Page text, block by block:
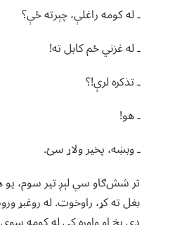
ـ له کومه راغلې، چېرته ځې؟
ـ له غزني ځم کابل ته!
ـ تذکره لرې!؟
ـ هو!
ـ وبښه، پخیر ولاړ سئ.
تر شش‌ګاو سي لېږ تیر سوم،
بغل ته کړ، راوخوت. له روغبړ